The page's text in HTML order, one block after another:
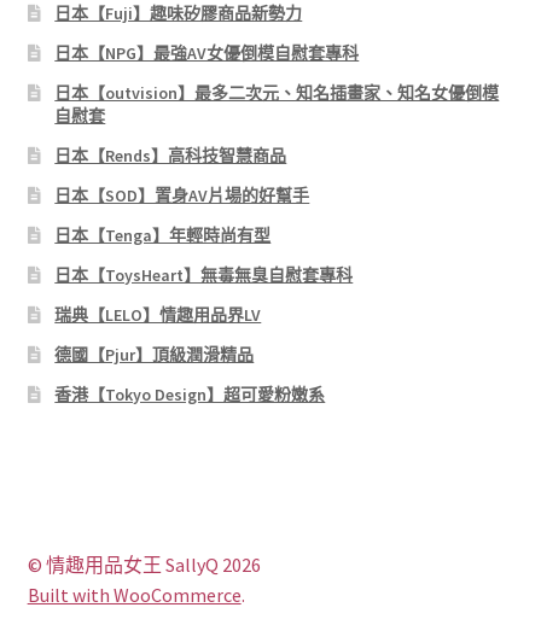
日本【Fuji】趣味矽膠商品新勢力
日本【NPG】最強AV女優倒模自慰套專科
日本【outvision】最多二次元、知名插畫家、知名女優倒模
自慰套
日本【Rends】高科技智慧商品
日本【SOD】置身AV片場的好幫手
日本【Tenga】年輕時尚有型
日本【ToysHeart】無毒無臭自慰套專科
瑞典【LELO】情趣用品界LV
德國【Pjur】頂級潤滑精品
香港【Tokyo Design】超可愛粉嫩系
© 情趣用品女王 SallyQ 2026
Built with WooCommerce.